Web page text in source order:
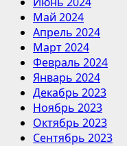
Май 2024
Апрель 2024
Март 2024
Февраль 2024
Январь 2024
Декабрь 2023
Ноябрь 2023
Октябрь 2023
Сентябрь 2023